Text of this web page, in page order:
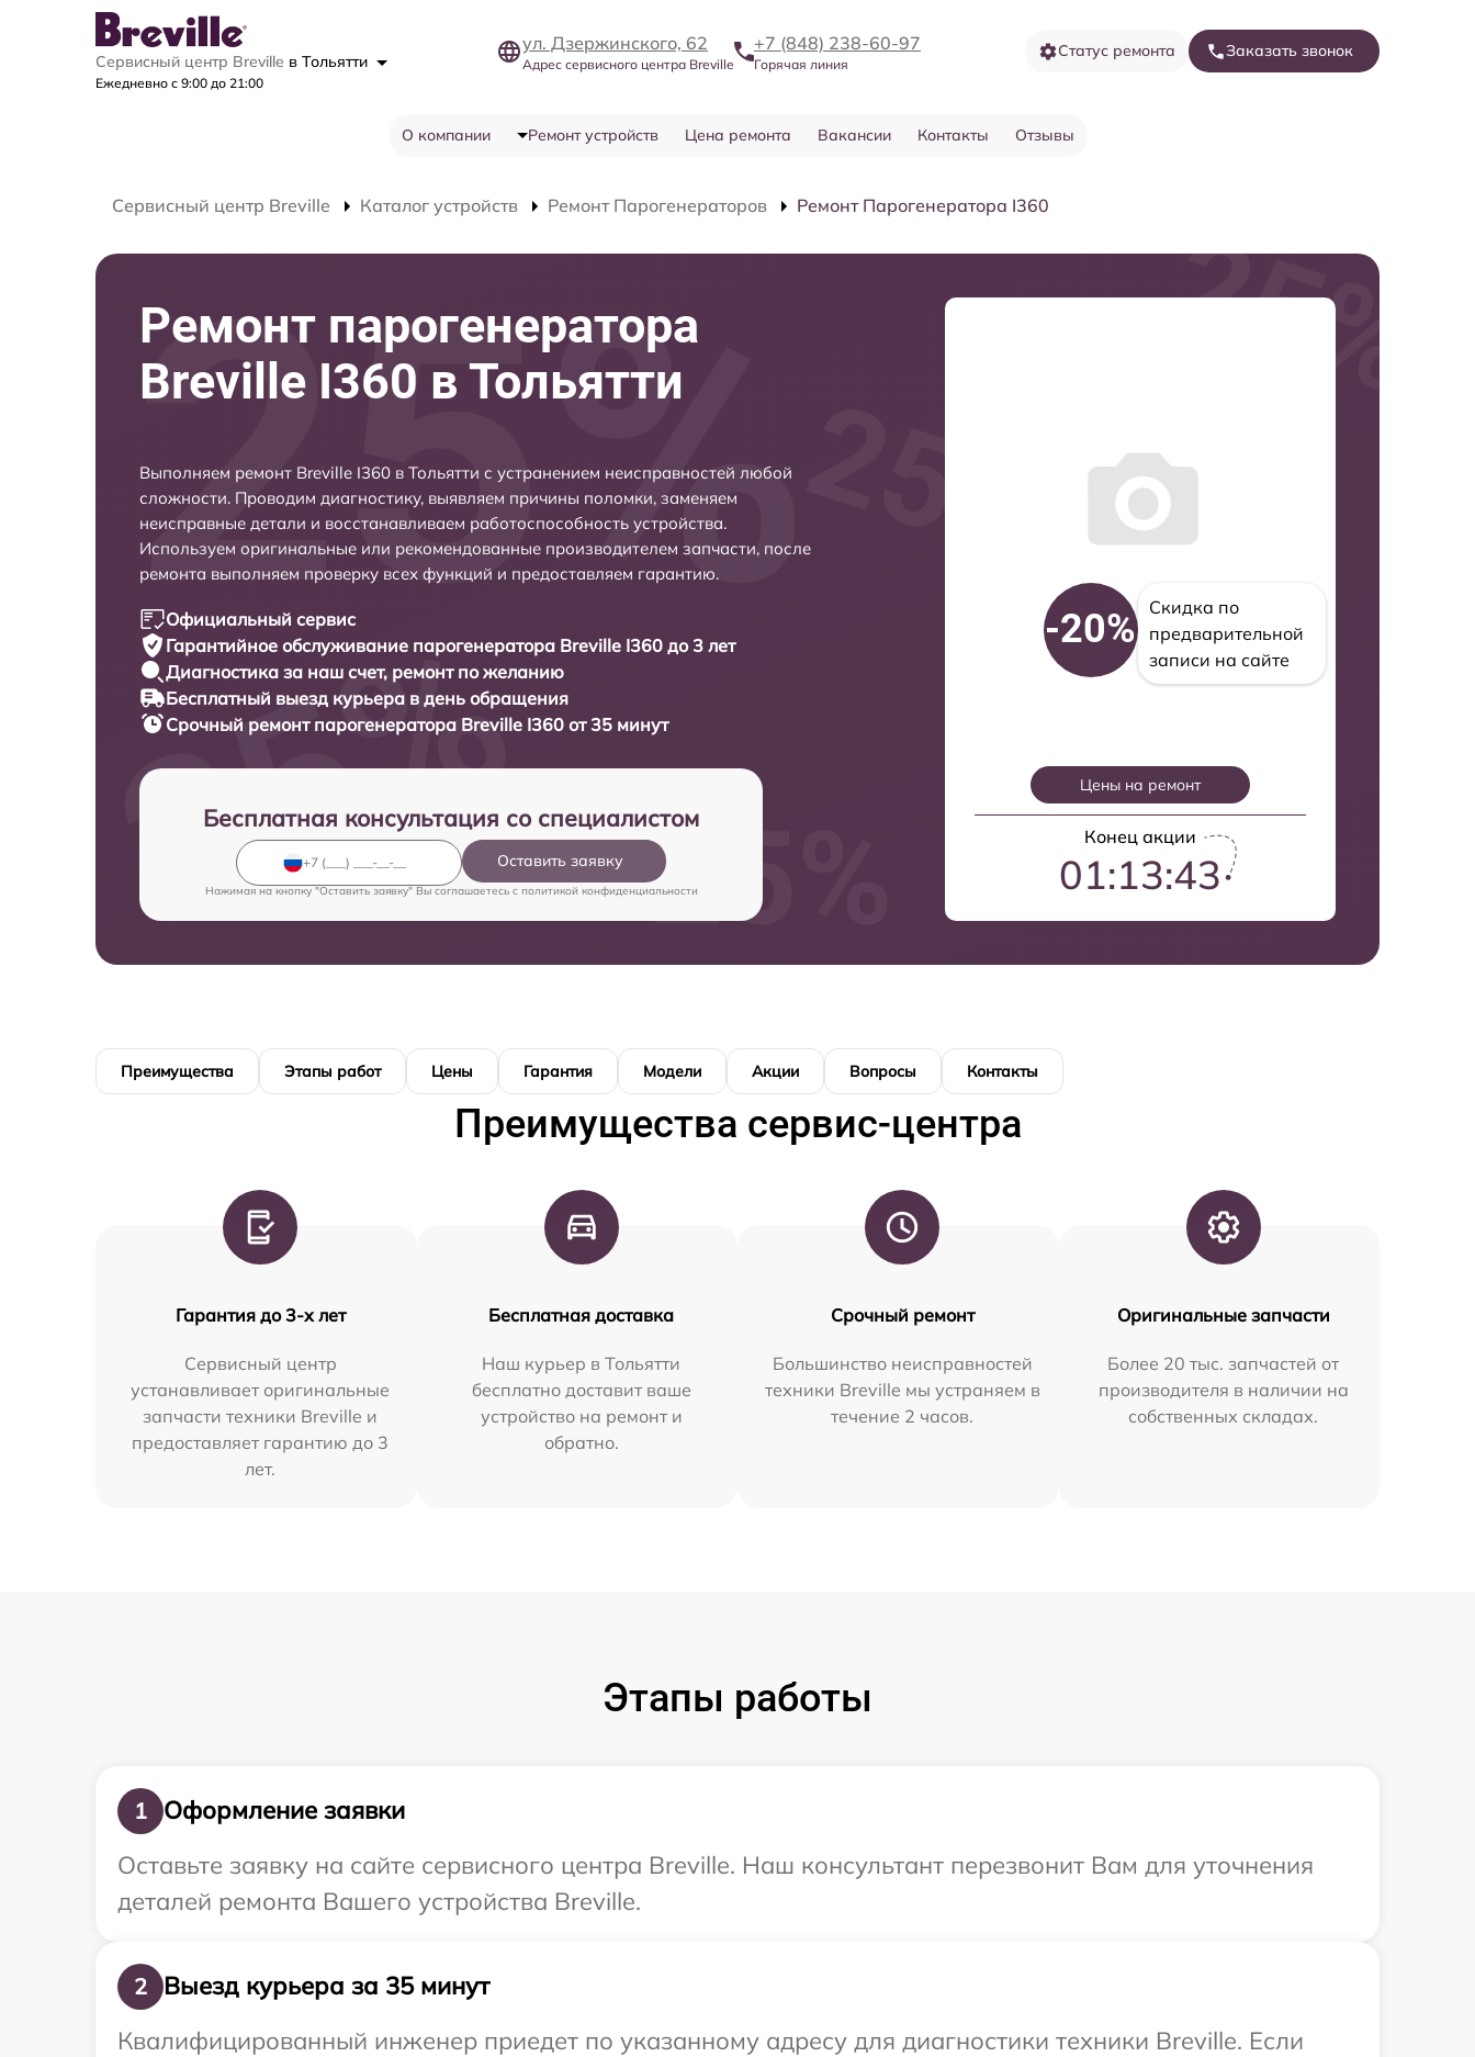
Сервисный центр Breville в Тольятти
Ежедневно с 9:00 до 21:00
ул. Дзержинского, 62
Адрес сервисного центра Breville
+7 (848) 238-60-97
Горячая линия
Статус ремонта Заказать звонок
О компании Ремонт устройств Цена ремонта Вакансии Контакты Отзывы
Сервисный центр Breville Каталог устройств Ремонт Парогенераторов Ремонт Парогенератора I360
Ремонт парогенератора
Breville I360 в Тольятти
Выполняем ремонт Breville I360 в Тольятти с устранением неисправностей любой
сложности. Проводим диагностику, выявляем причины поломки, заменяем
неисправные детали и восстанавливаем работоспособность устройства.
Используем оригинальные или рекомендованные производителем запчасти, после
ремонта выполняем проверку всех функций и предоставляем гарантию.
Официальный сервис
Гарантийное обслуживание парогенератора Breville I360 до 3 лет
Диагностика за наш счет, ремонт по желанию
Бесплатный выезд курьера в день обращения
Срочный ремонт парогенератора Breville I360 от 35 минут
Бесплатная консультация со специалистом
Оставить заявку
Нажимая на кнопку "Оставить заявку" Вы соглашаетесь c политикой конфиденциальности
-20%
Скидка по
предварительной
записи на сайте
Цены на ремонт
Конец акции
01:13:42
Преимущества Этапы работ Цены Гарантия Модели Акции Вопросы Контакты
Преимущества сервис-центра
Гарантия до 3-х лет
Сервисный центр
устанавливает оригинальные
запчасти техники Breville и
предоставляет гарантию до 3
лет.
Бесплатная доставка
Наш курьер в Тольятти
бесплатно доставит ваше
устройство на ремонт и
обратно.
Срочный ремонт
Большинство неисправностей
техники Breville мы устраняем в
течение 2 часов.
Оригинальные запчасти
Более 20 тыс. запчастей от
производителя в наличии на
собственных складах.
Этапы работы
1
Оформление заявки
Оставьте заявку на сайте сервисного центра Breville. Наш консультант перезвонит Вам для уточнения
деталей ремонта Вашего устройства Breville.
2
Выезд курьера за 35 минут
Квалифицированный инженер приедет по указанному адресу для диагностики техники Breville. Если